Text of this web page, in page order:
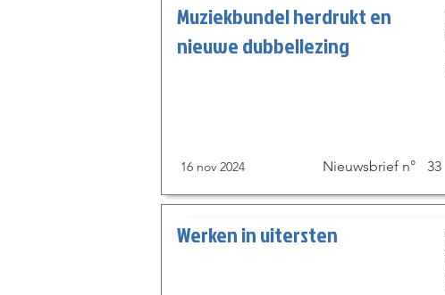
Muziekbundel herdrukt en
nieuwe dubbellezing
16 nov 2024 Nieuwsbrief n° 33
Werken in uitersten